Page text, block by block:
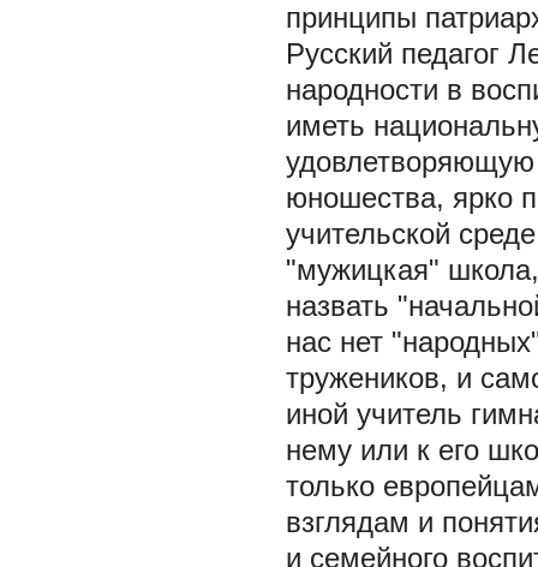
принципы
Русский педагог
народности в
иметь
удовлетворяющую
юношества, ярко
учительской
"мужицкая"
назвать
нас нет
тружеников, и
иной учитель
нему или к его
только
взглядам и
и семейного